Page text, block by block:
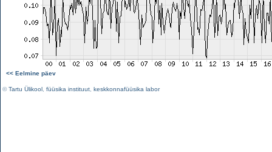
<< Eelmine päev
©Tartu Ülikool füüsika instituut keskkonnafüüsika labor